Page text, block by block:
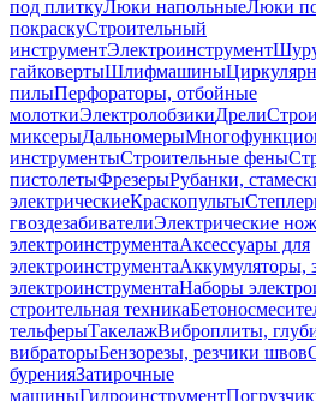
под плиткуЛюки напольныеЛюки
покраскуСтроительный
инструментЭлектроинструмент
гайковертыШлифмашины
пилыПерфораторы, отбойные
молоткиЭлектролобзикиДрели
миксерыДальномеры
инструментыСтроительные фены
пистолетыФрезерыРубанки,
электрическиеКраскопульты
гвоздезабивателиЭлектрические
электроинструментаАксессуары для
электроинструментаАккумуляторы,
электроинструментаНаборы
строительная техника
тельферыТакелажВиброплиты,
вибраторыБензорезы, резчики швов
буренияЗатирочные
машиныГидроинструмент